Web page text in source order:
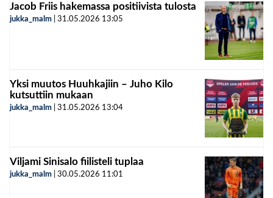
Jacob Friis hakemassa positiivista tulosta
jukka_malm 31.05.2026 13:05
Yksi muutos Huuhkajiin – Juho Kilo
kutsuttiin mukaan
jukka_malm 31.05.2026 13:04
Viljami Sinisalo fiilisteli tuplaa
jukka_malm 30.05.2026 11:01